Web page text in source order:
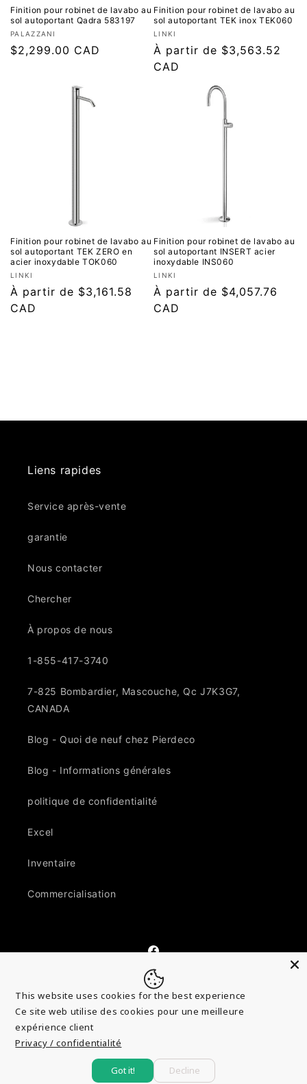
Finition pour robinet de lavabo au
sol autoportant Qadra 583197
Fournisseur :
PALAZZANI
Prix
$2,299.00 CAD
Finition pour robinet de lavabo au
sol autoportant TEK inox TEK060
Fournisseur :
LINKI
Prix
régulier
À partir de $3,563.52
CAD
Finition pour robinet de lavabo au
sol autoportant TEK ZERO en
acier inoxydable TOK060
Fournisseur :
LINKI
Prix
régulier
À partir de $3,161.58
CAD
Finition pour robinet de lavabo au
sol autoportant INSERT acier
inoxydable INS060
Fournisseur :
LINKI
Prix
régulier
À partir de $4,057.76
CAD
Liens rapides
Service après-vente
garantie
Nous contacter
Chercher
À propos de nous
1-855-417-3740
7-825 Bombardier, Mascouche, Qc J7K3G7,
CANADA
Blog - Quoi de neuf chez Pierdeco
Blog - Informations générales
politique de confidentialité
Excel
Inventaire
Commercialisation
Langue
This website uses cookies for the best experience
Ce site web utilise des cookies pour une meilleure
Privacy / confidentialité
Got it! Decline